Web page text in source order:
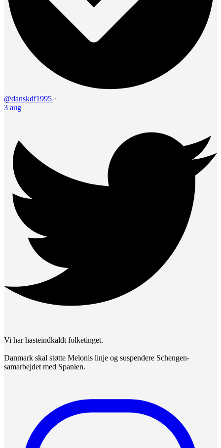
@danskdf1995 ·
3 aug
Vi har hasteindkaldt folketinget.
Danmark skal støtte Melonis linje og suspendere Schengen-
samarbejdet med Spanien.